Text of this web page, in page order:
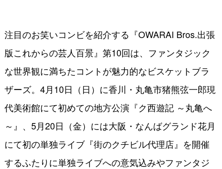
注目のお笑いコンビを紹介する『OWARAI Bros.出張
版これからの芸人百景』第10回は、ファンタジック
な世界観に満ちたコントが魅力的なビスケットブラ
ザーズ。4月10日（日）に香川・丸亀市猪熊弦一郎現
代美術館にて初めての地方公演『ク西遊記 ～丸亀へ
～』、5月20日（金）には大阪・なんばグランド花月
にて初の単独ライブ『街のクチビル代理店』を開催
するふたりに単独ライブへの意気込みやファンタジ